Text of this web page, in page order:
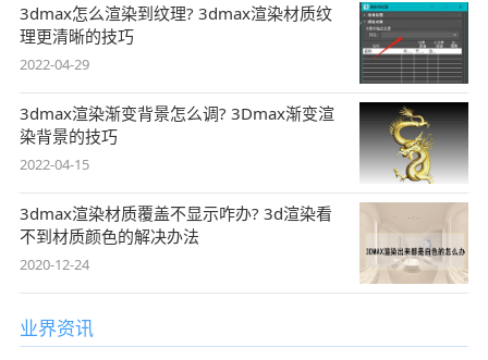
3dmax怎么渲染到纹理? 3dmax渲染材质纹
理更清晰的技巧
2022-04-29
3dmax渲染渐变背景怎么调? 3Dmax渐变渲
染背景的技巧
2022-04-15
3dmax渲染材质覆盖不显示咋办? 3d渲染看
不到材质颜色的解决办法
2020-12-24
业界资讯